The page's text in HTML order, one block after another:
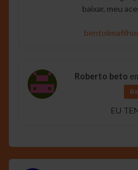
baixar, meu
Roberto beto
EU